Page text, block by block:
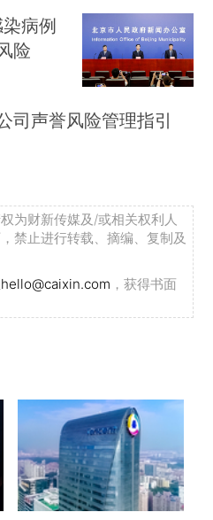
病例
险
司声誉风险管理指引
为财新传媒及/或相关权利人
禁止进行转载、摘编、复制及
hello@caixin.com ，获得书面